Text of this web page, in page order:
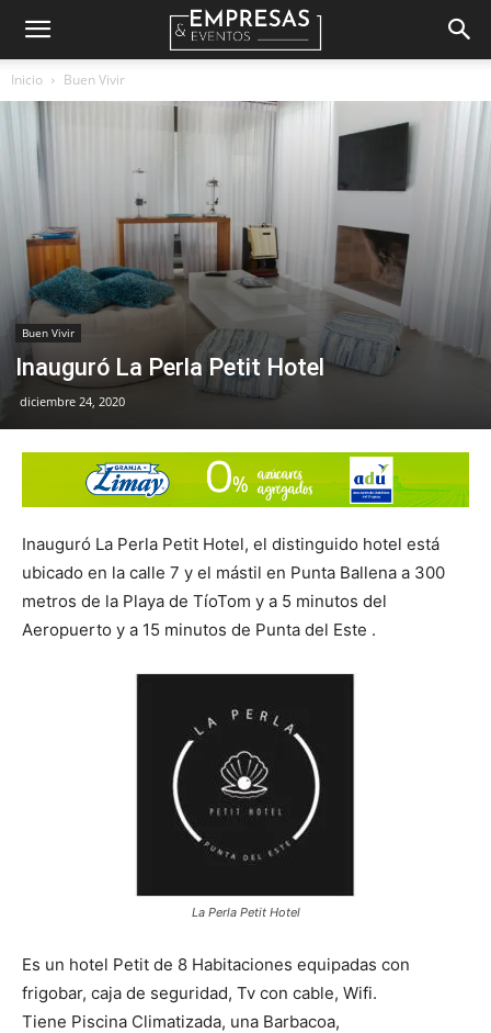
Empresas
Inicio Buen Vivir
Buen Vivir
Inauguró La Perla Petit Hotel
diciembre 24, 2020
Inauguró La Perla Petit Hotel, el distinguido hotel está
ubicado en la calle 7 y el mástil en Punta Ballena a 300
metros de la Playa de TíoTom y a 5 minutos del
Aeropuerto y a 15 minutos de Punta del Este .
La Perla Petit Hotel
Es un hotel Petit de 8 Habitaciones equipadas con
frigobar, caja de seguridad, Tv con cable, Wifi.
Tiene Piscina Climatizada, una Barbacoa,